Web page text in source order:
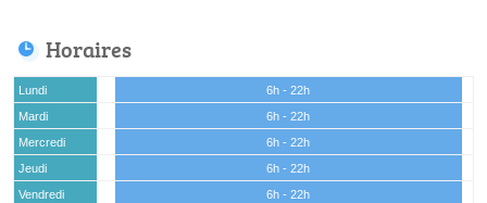
Horaires
Lundi
6h - 22h
Mardi
6h - 22h
Mercredi
6h - 22h
Jeudi
6h - 22h
Vendredi
6h - 22h